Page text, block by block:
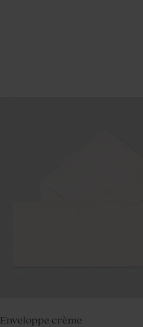
Enveloppe crème